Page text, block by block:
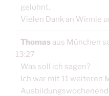
gelohnt.
Vielen Dank an Winnie
Thomas aus München
13:27
Was soll ich sagen?
Ich war mit 11 weiteren